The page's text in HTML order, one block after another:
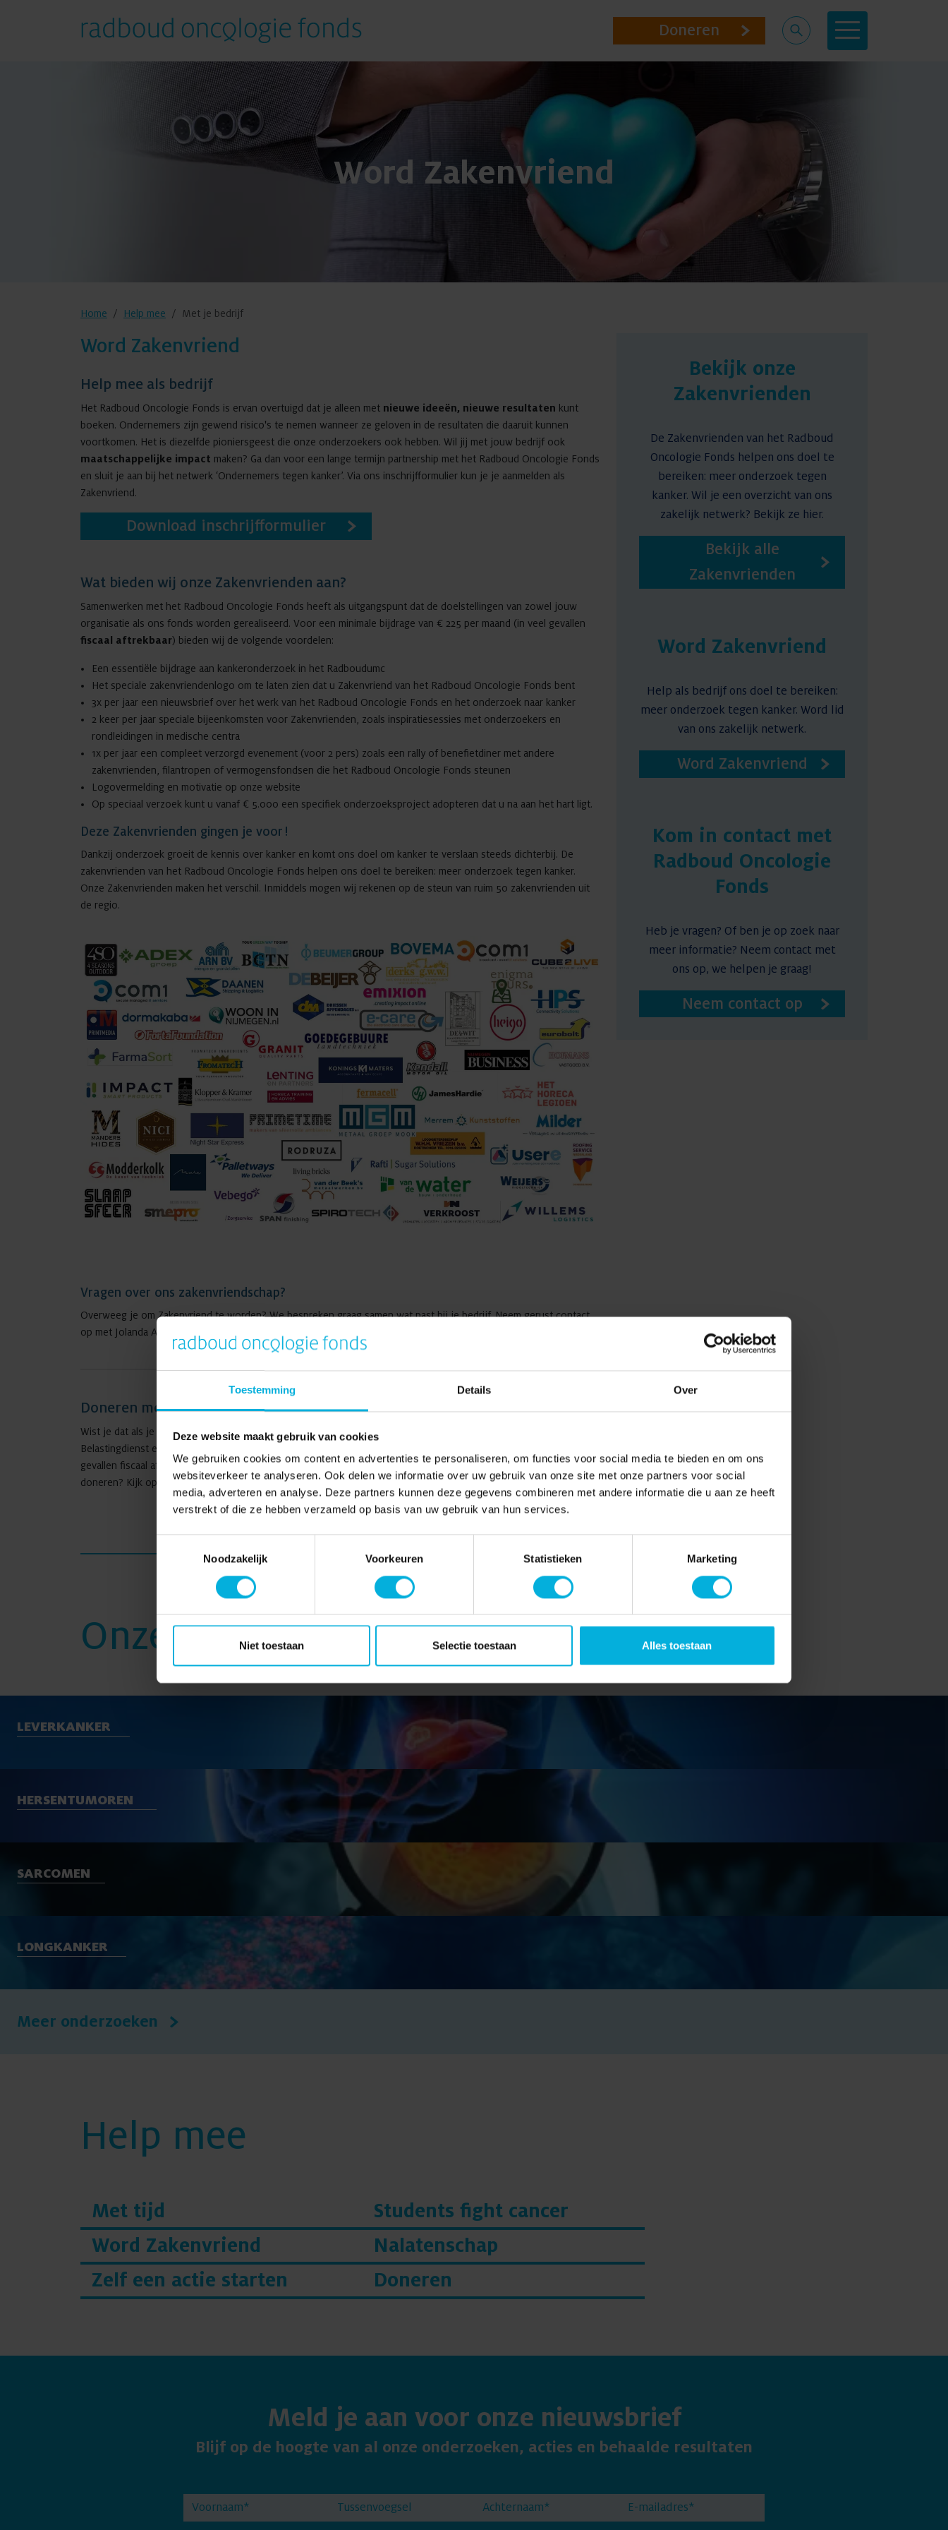
Toestemming Details Over
Deze website maakt gebruik van cookies
We gebruiken cookies om content en advertenties te personaliseren, om functies voor social media te bieden en om ons
websiteverkeer te analyseren. Ook delen we informatie over uw gebruik van onze site met onze partners voor social
media, adverteren en analyse. Deze partners kunnen deze gegevens combineren met andere informatie die u aan ze heeft
verstrekt of die ze hebben verzameld op basis van uw gebruik van hun services.
Noodzakelijk
Voorkeuren Statistieken Marketing
Niet toestaan Selectie toestaan Alles toestaan
Doneren
Word Zakenvriend
Home Help mee Met je bedrijf
Word Zakenvriend
Help mee als bedrijf
Het Radboud Oncologie Fonds is ervan overtuigd dat je alleen met nieuwe ideeën, nieuwe resultaten kunt
boeken. Ondernemers zijn gewend risico's te nemen wanneer ze geloven in de resultaten die daaruit kunnen
voortkomen. Het is diezelfde pioniersgeest die onze onderzoekers ook hebben. Wil jij met jouw bedrijf ook
maatschappelijke impact maken? Ga dan voor een lange termijn partnership met het Radboud Oncologie Fonds
en sluit je aan bij het netwerk ‘Ondernemers tegen kanker’. Via ons inschrijfformulier kun je je aanmelden als
Zakenvriend.
Download inschrijfformulier
Wat bieden wij onze Zakenvrienden aan?
Samenwerken met het Radboud Oncologie Fonds heeft als uitgangspunt dat de doelstellingen van zowel jouw
organisatie als ons fonds worden gerealiseerd. Voor een minimale bijdrage van € 225 per maand (in veel gevallen
fiscaal aftrekbaar) bieden wij de volgende voordelen:
Een essentiële bijdrage aan kankeronderzoek in het Radboudumc
Het speciale zakenvriendenlogo om te laten zien dat u Zakenvriend van het Radboud Oncologie Fonds bent
3x per jaar een nieuwsbrief over het werk van het Radboud Oncologie Fonds en het onderzoek naar kanker
2 keer per jaar speciale bijeenkomsten voor Zakenvrienden, zoals inspiratiesessies met onderzoekers en
rondleidingen in medische centra
1x per jaar een compleet verzorgd evenement (voor 2 pers) zoals een rally of benefietdiner met andere
zakenvrienden, filantropen of vermogensfondsen die het Radboud Oncologie Fonds steunen
Logovermelding en motivatie op onze website
Op speciaal verzoek kunt u vanaf € 5.000 een specifiek onderzoeksproject adopteren dat u na aan het hart ligt.
Deze Zakenvrienden gingen je voor !
Dankzij onderzoek groeit de kennis over kanker en komt ons doel om kanker te verslaan steeds dichterbij. De
zakenvrienden van het Radboud Oncologie Fonds helpen ons doel te bereiken: meer onderzoek tegen kanker.
Onze Zakenvrienden maken het verschil. Inmiddels mogen wij rekenen op de steun van ruim 50 zakenvrienden uit
de regio.
Vragen over ons zakenvriendschap?
Overweeg je om Zakenvriend te worden? We bespreken graag samen wat past bij je bedrijf. Neem gerust contact
op met Jolanda Aalders via
Doneren met belastingvoordeel
Wist je dat als je ons zakelijk steunt je donatie fiscaal aftrekbaar is? Het Radboud Oncologie Fonds is een door de
Belastingdienst erkende ‘Algemeen Nut Beogende Instelling’. Deze ANBI-status betekent dat je donatie in veel
gevallen fiscaal aftrekbaar is en de stichting ook geen belasting betaalt over de gift. Wil je meer weten over zakelijk
doneren? Kijk op de website van deBelastingdienst, of vraag je belastingadviseur om advies.
Pagina delen:
Bekijk onze
Zakenvrienden
De Zakenvrienden van het Radboud
Oncologie Fonds helpen ons doel te
bereiken: meer onderzoek tegen
kanker. Wil je een overzicht van ons
zakelijk netwerk? Bekijk ze hier.
Bekijk alle
Zakenvrienden
Word Zakenvriend
Help als bedrijf ons doel te bereiken:
meer onderzoek tegen kanker. Word lid
van ons zakelijk netwerk.
Word Zakenvriend
Kom in contact met
Radboud Oncologie
Fonds
Heb je vragen? Of ben je op zoek naar
meer informatie? Neem contact met
ons op, we helpen je graag!
Neem contact op
Onze onderzoeksgebieden
LEVERKANKER
HERSENTUMOREN
SARCOMEN
LONGKANKER
Meer onderzoeken
Help mee
Met tijd
Students fight cancer
Word Zakenvriend
Nalatenschap
Zelf een actie starten
Doneren
Meld je aan voor onze nieuwsbrief
Blijf op de hoogte van al onze onderzoeken, acties en behaalde resultaten
Help mee Onderzoeken
Te steunen onderzoeken
Doneren
Over ons
Agenda
Contact